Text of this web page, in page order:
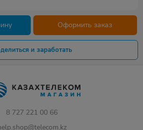
Оформить заказ
и заработать
8 727 221 00 66